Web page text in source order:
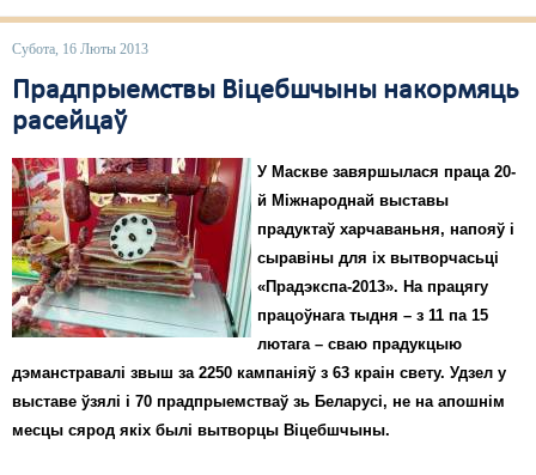
Субота, 16 Люты 2013
Прадпрыемствы Віцебшчыны накормяць
расейцаў
У Маскве завяршылася праца 20-
й Міжнароднай выставы
прадуктаў харчаваньня, напояў і
сыравіны для іх вытворчасьці
«Прадэкспа-2013». На працягу
працоўнага тыдня – з 11 па 15
лютага – сваю прадукцыю
дэманстравалі звыш за 2250 кампаніяў з 63 краін свету. Удзел у
выставе ўзялі і 70 прадпрыемстваў зь Беларусі, не на апошнім
месцы сярод якіх былі вытворцы Віцебшчыны.